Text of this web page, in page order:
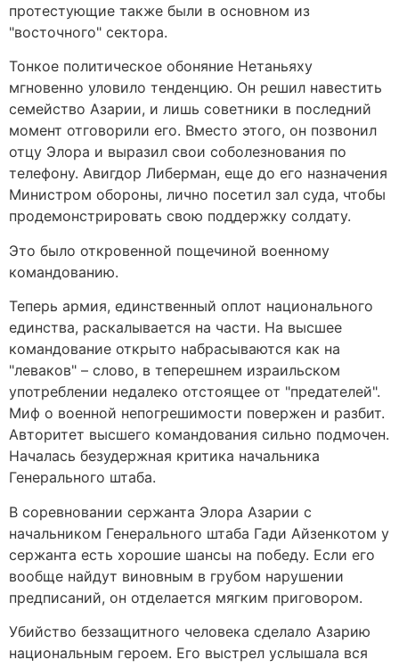
протестующие также были в основном из
"восточного" сектора.
Тонкое политическое обоняние Нетаньяху
мгновенно уловило тенденцию. Он решил навестить
семейство Азарии, и лишь советники в последний
момент отговорили его. Вместо этого, он позвонил
отцу Элора и выразил свои соболезнования по
телефону. Авигдор Либерман, еще до его назначения
Министром обороны, лично посетил зал суда, чтобы
продемонстрировать свою поддержку солдату.
Это было откровенной пощечиной военному
командованию.
Теперь армия, единственный оплот национального
единства, раскалывается на части. На высшее
командование открыто набрасываются как на
"леваков" – слово, в теперешнем израильском
употреблении недалеко отстоящее от "предателей".
Миф о военной непогрешимости повержен и разбит.
Авторитет высшего командования сильно подмочен.
Началась безудержная критика начальника
Генерального штаба.
В соревновании сержанта Элора Азарии с
начальником Генерального штаба Гади Айзенкотом у
сержанта есть хорошие шансы на победу. Если его
вообще найдут виновным в грубом нарушении
предписаний, он отделается мягким приговором.
Убийство беззащитного человека сделало Азарию
национальным героем. Его выстрел услышала вся